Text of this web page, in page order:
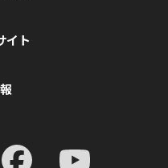
イト